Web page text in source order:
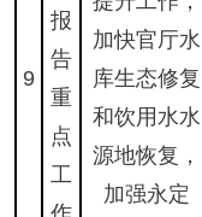
9
报
告
重
点
工
加快官厅水
库生态修复
和饮用水水
源地恢复，
加强永定